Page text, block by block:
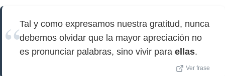
Tal y como expresamos nuestra gratitud, nunca
debemos olvidar que la mayor apreciación no
es pronunciar palabras, sino vivir para ellas.
Ver frase